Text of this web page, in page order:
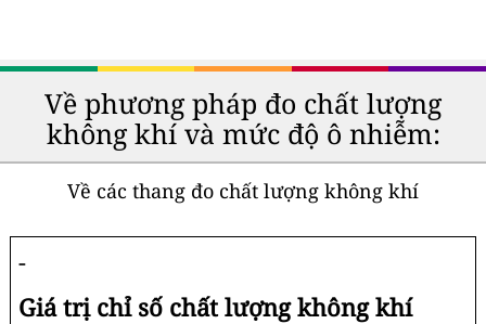
Về phương pháp đo chất lượng
không khí và mức độ ô nhiễm:
Về các thang đo chất lượng không khí
-
Giá trị chỉ số chất lượng không khí